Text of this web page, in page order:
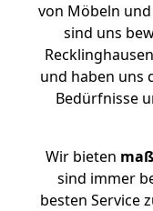
von Möbeln
sind uns
und haben uns
Bedürfnisse
Wir bieten
sind immer
besten Service